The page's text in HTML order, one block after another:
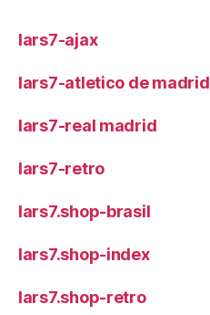
lars7-ajax
lars7-atletico de madrid
lars7-real madrid
lars7-retro
lars7.shop-brasil
lars7.shop-index
lars7.shop-retro